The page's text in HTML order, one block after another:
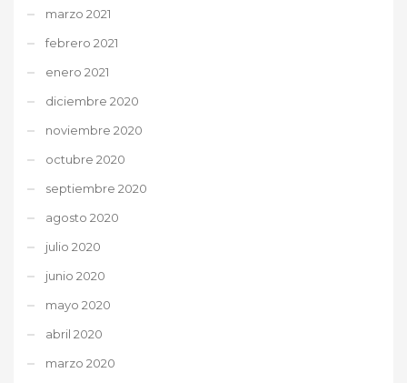
marzo 2021
febrero 2021
enero 2021
diciembre 2020
noviembre 2020
octubre 2020
septiembre 2020
agosto 2020
julio 2020
junio 2020
mayo 2020
abril 2020
marzo 2020